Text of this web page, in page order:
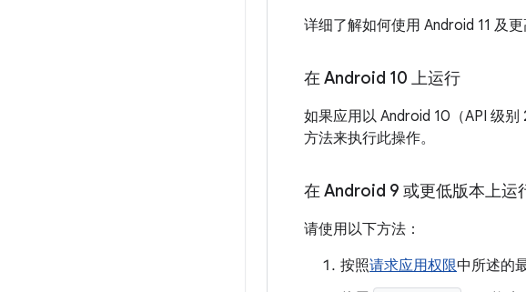
详细了解如何使用 Android 11 及
在 Android 10 上运行
如果应用以 Android 10（API 级
方法来执行此操作。
在 Android 9 或更低版本上运
请使用以下方法：
按照请求应用权限中所述的